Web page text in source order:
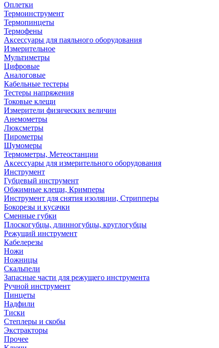
Оплетки
Термоинструмент
Термопинцеты
Термофены
Аксессуары для паяльного оборудования
Измерительное
Мультиметры
Цифровые
Аналоговые
Кабельные тестеры
Тестеры напряжения
Токовые клещи
Измерители физических величин
Анемометры
Люксметры
Пирометры
Шумомеры
Термометры, Метеостанции
Аксессуары для измерительного оборудования
Инструмент
Губцевый инструмент
Обжимные клещи, Кримперы
Инструмент для снятия изоляции, Стрипперы
Бокорезы и кусачки
Сменные губки
Плоскогубцы, длинногубцы, круглогубцы
Режущий инструмент
Кабелерезы
Ножи
Ножницы
Скальпели
Запасные части для режущего инструмента
Ручной инструмент
Пинцеты
Надфили
Тиски
Степлеры и скобы
Экстракторы
Прочее